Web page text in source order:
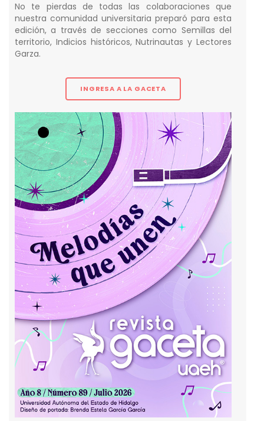
No te pierdas de todas las colaboraciones que
nuestra comunidad universitaria preparó para esta
edición, a través de secciones como Semillas del
territorio, Indicios históricos, Nutrinautas y Lectores
Garza.
INGRESA A LA GACETA